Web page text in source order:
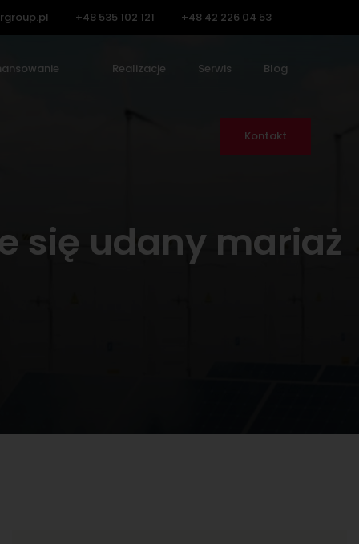
+48 535 102 121 +48 42 226 04 53
Realizacje Serwis Blog
Kontakt
się udany mariaż